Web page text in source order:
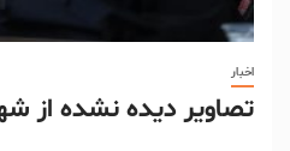
اخبار
تصاویر دیده نشده از